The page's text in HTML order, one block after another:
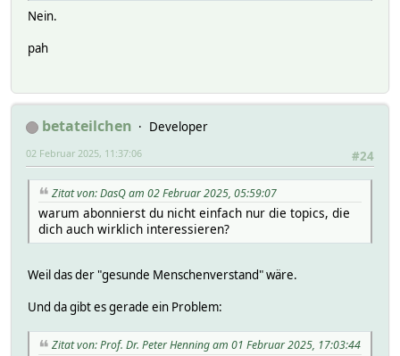
Nein.
pah
betateilchen
Developer
#24
02 Februar 2025, 11:37:06
Zitat von: DasQ am 02 Februar 2025, 05:59:07
warum abonnierst du nicht einfach nur die topics, die
dich auch wirklich interessieren?
Weil das der "gesunde Menschenverstand" wäre.
Und da gibt es gerade ein Problem:
Zitat von: Prof. Dr. Peter Henning am 01 Februar 2025, 17:03:44